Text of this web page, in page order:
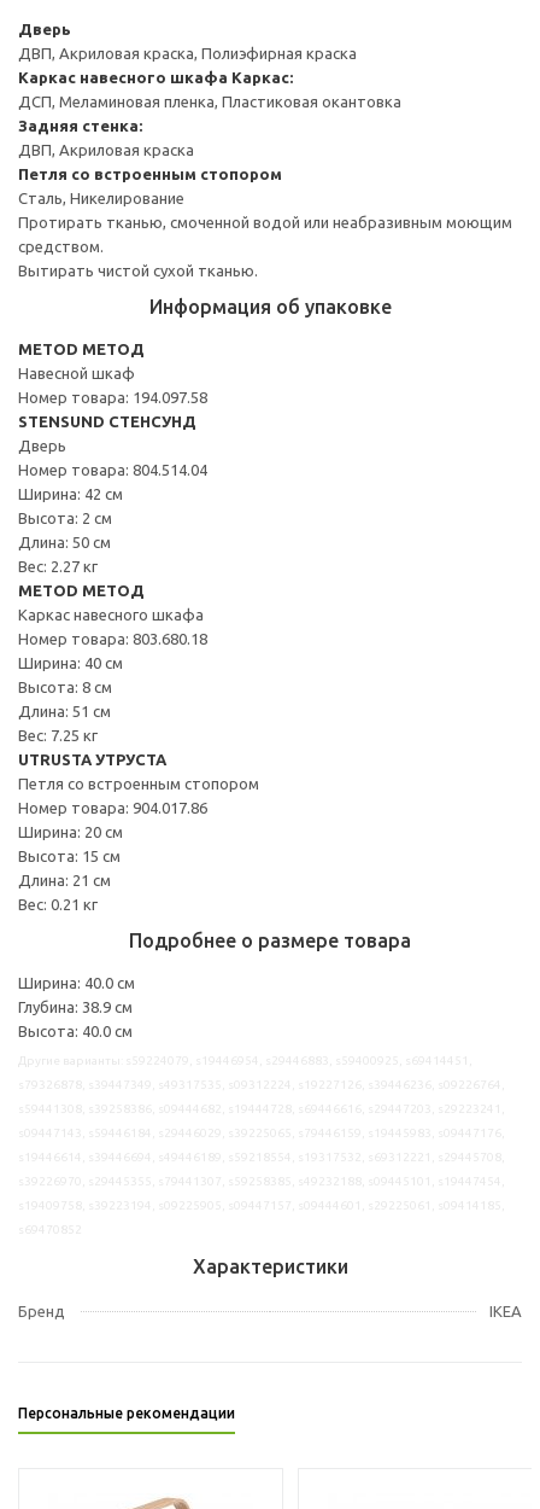
Дверь
ДВП, Акриловая краска, Полиэфирная краска
Каркас навесного шкафа Каркас:
ДСП, Меламиновая пленка, Пластиковая окантовка
Задняя стенка:
ДВП, Акриловая краска
Петля со встроенным стопором
Сталь, Никелирование
Протирать тканью, смоченной водой или неабразивным моющим
средством.
Вытирать чистой сухой тканью.
Информация об упаковке
METOD МЕТОД
Навесной шкаф
Номер товара: 194.097.58
STENSUND СТЕНСУНД
Дверь
Номер товара: 804.514.04
Ширина: 42 см
Высота: 2 см
Длина: 50 см
Вес: 2.27 кг
METOD МЕТОД
Каркас навесного шкафа
Номер товара: 803.680.18
Ширина: 40 см
Высота: 8 см
Длина: 51 см
Вес: 7.25 кг
UTRUSTA УТРУСТА
Петля со встроенным стопором
Номер товара: 904.017.86
Ширина: 20 см
Высота: 15 см
Длина: 21 см
Вес: 0.21 кг
Подробнее о размере товара
Ширина: 40.0 см
Глубина: 38.9 см
Высота: 40.0 см
Характеристики
Бренд IKEA
Персональные рекомендации